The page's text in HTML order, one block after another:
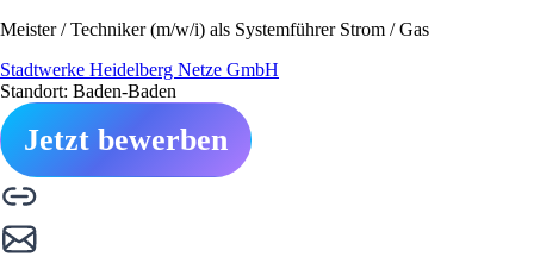
Meister / Techniker (m/w/i) als Systemführer Strom / Gas
Stadtwerke Heidelberg Netze GmbH
Standort: Baden-Baden
Jetzt bewerben